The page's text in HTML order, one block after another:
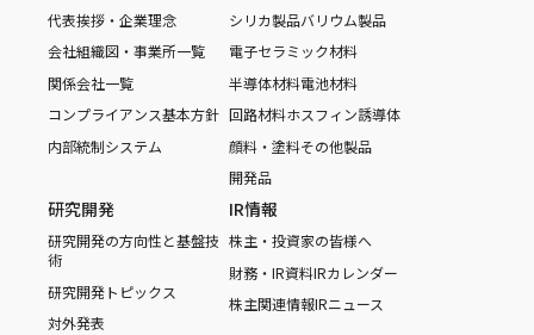
代表挨拶・企業理念
会社組織図・事業所一覧
関係会社一覧
コンプライアンス基本方針
内部統制システム
シリカ製品バリウム製品
電子セラミック材料
半導体材料電池材料
回路材料ホスフィン誘導体
顔料・塗料その他製品
開発品
研究開発
研究開発の方向性と基盤技
術
研究開発トピックス
対外発表
IR情報
株主・投資家の皆様へ
財務・IR資料IRカレンダー
株主関連情報IRニュース